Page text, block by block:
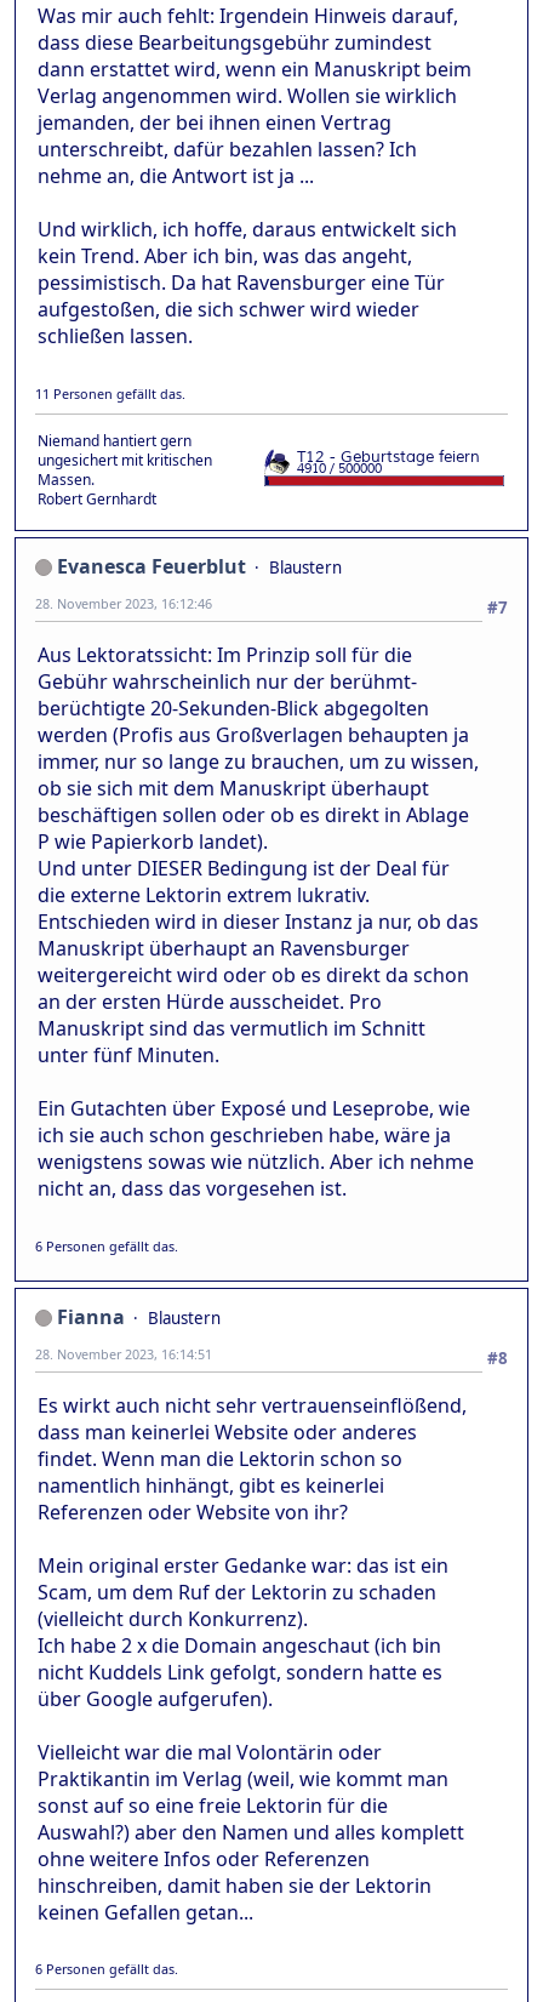
Was mir auch fehlt: Irgendein Hinweis darauf,
dass diese Bearbeitungsgebühr zumindest
dann erstattet wird, wenn ein Manuskript beim
Verlag angenommen wird. Wollen sie wirklich
jemanden, der bei ihnen einen Vertrag
unterschreibt, dafür bezahlen lassen? Ich
nehme an, die Antwort ist ja ...
Und wirklich, ich hoffe, daraus entwickelt sich
kein Trend. Aber ich bin, was das angeht,
pessimistisch. Da hat Ravensburger eine Tür
aufgestoßen, die sich schwer wird wieder
schließen lassen.
11 Personen gefällt das.
Niemand hantiert gern
ungesichert mit kritischen
Massen.
Robert Gernhardt
Evanesca Feuerblut
Blaustern
#7
28. November 2023, 16:12:46
Aus Lektoratssicht: Im Prinzip soll für die
Gebühr wahrscheinlich nur der berühmt-
berüchtigte 20-Sekunden-Blick abgegolten
werden (Profis aus Großverlagen behaupten ja
immer, nur so lange zu brauchen, um zu wissen,
ob sie sich mit dem Manuskript überhaupt
beschäftigen sollen oder ob es direkt in Ablage
P wie Papierkorb landet).
Und unter DIESER Bedingung ist der Deal für
die externe Lektorin extrem lukrativ.
Entschieden wird in dieser Instanz ja nur, ob das
Manuskript überhaupt an Ravensburger
weitergereicht wird oder ob es direkt da schon
an der ersten Hürde ausscheidet. Pro
Manuskript sind das vermutlich im Schnitt
unter fünf Minuten.
Ein Gutachten über Exposé und Leseprobe, wie
ich sie auch schon geschrieben habe, wäre ja
wenigstens sowas wie nützlich. Aber ich nehme
nicht an, dass das vorgesehen ist.
6 Personen gefällt das.
Fianna
Blaustern
#8
28. November 2023, 16:14:51
Es wirkt auch nicht sehr vertrauenseinflößend,
dass man keinerlei Website oder anderes
findet. Wenn man die Lektorin schon so
namentlich hinhängt, gibt es keinerlei
Referenzen oder Website von ihr?
Mein original erster Gedanke war: das ist ein
Scam, um dem Ruf der Lektorin zu schaden
(vielleicht durch Konkurrenz).
Ich habe 2 x die Domain angeschaut (ich bin
nicht Kuddels Link gefolgt, sondern hatte es
über Google aufgerufen).
Vielleicht war die mal Volontärin oder
Praktikantin im Verlag (weil, wie kommt man
sonst auf so eine freie Lektorin für die
Auswahl?) aber den Namen und alles komplett
ohne weitere Infos oder Referenzen
hinschreiben, damit haben sie der Lektorin
keinen Gefallen getan...
6 Personen gefällt das.